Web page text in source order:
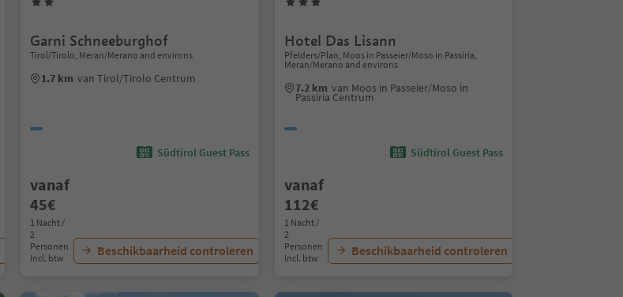
Garni Schneeburghof
Tirol/Tirolo, Meran/Merano and environs
1.7 km van Tirol/Tirolo Centrum
Südtirol Guest Pass
vanaf
45€
1 Nacht /
2
Personen
Incl. btw
Beschikbaarheid controleren
Hotel Das Lisann
Pfelders/Plan, Moos in Passeier/Moso in Passiria,
Meran/Merano and environs
7.2 km van Moos in Passeier/Moso in
Passiria Centrum
Südtirol Guest Pass
vanaf
112€
1 Nacht /
2
Personen
Incl. btw
Beschikbaarheid controleren